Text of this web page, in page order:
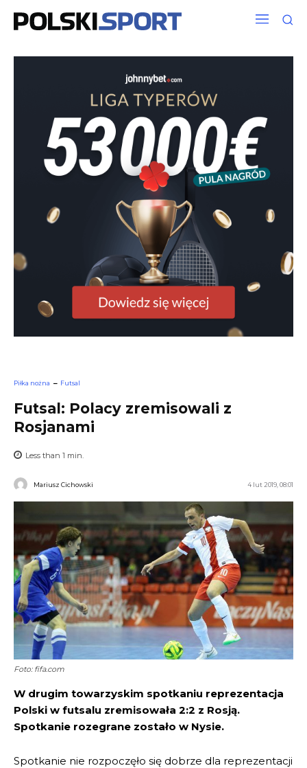
Piłka nożna Futsal
Futsal: Polacy zremisowali z
Rosjanami
Less than 1 min.
Mariusz Cichowski 4 lut 2019, 08:01
Foto: fifa.com
W drugim towarzyskim spotkaniu reprezentacja
Polski w futsalu zremisowała 2:2 z Rosją.
Spotkanie rozegrane zostało w Nysie.
Spotkanie nie rozpoczęło się dobrze dla reprezentacji